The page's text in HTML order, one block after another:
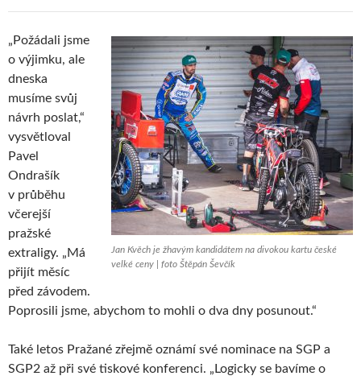
Jan Kvěch je žhavým kandidátem na divokou kartu české
velké ceny | foto Štěpán Ševčík
„Požádali jsme
o výjimku, ale
dneska
musíme svůj
návrh poslat,“
vysvětloval
Pavel
Ondrašík
v průběhu
včerejší
pražské
extraligy. „Má
přijít měsíc
před závodem.
Poprosili jsme, abychom to mohli o dva dny posunout.“
Také letos Pražané zřejmě oznámí své nominace na SGP a
SGP2 až při své tiskové konferenci. „Logicky se bavíme o